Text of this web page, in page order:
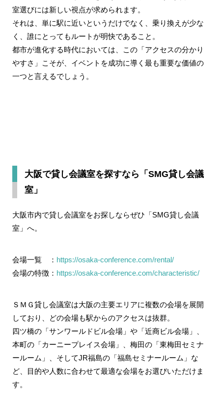
室選びには新しい視点が求められます。
それは、単に駅に近いというだけでなく、乗り換えが少な
く、誰にとってもルートが明快であること。
都市が進化する時代においては、この「アクセスの分かり
やすさ」こそが、イベントを成功に導く最も重要な価値の
一つと言えるでしょう。
大阪で貸し会議室を探すなら「SMG貸し会議
室」
大阪市内で貸し会議室をお探しならぜひ「SMG貸し会議
室」へ。
会場一覧 ： https://osaka-conference.com/rental/
会場の特徴： https://osaka-conference.com/characteristic/
ＳＭＧ貸し会議室は大阪の主要エリアに複数の会場を展開
しており、どの会場も駅からのアクセスは抜群。
四ツ橋の「サンワールドビル会場」や「近商ビル会場」、
本町の「カーニープレイス会場」、梅田の「東梅田セミナ
ールーム」、そしてJR福島の「福島セミナールーム」な
ど、目的や人数に合わせて最適な会場をお選びいただけま
す。